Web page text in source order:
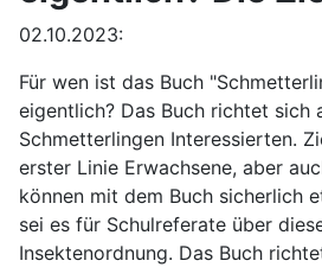
02.10.2023:
Für wen ist das Buch
eigentlich? Das Buch richtet sich
Schmetterlingen Interessierten.
erster Linie Erwachsene, aber
können mit dem Buch sicherlich
sei es für Schulreferate über
Insektenordnung. Das Buch